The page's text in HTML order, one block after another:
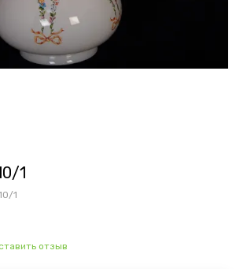
1
1
отзыв